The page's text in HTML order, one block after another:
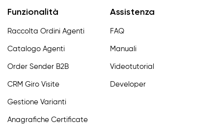
Funzionalità
Raccolta Ordini Agenti
Catalogo Agenti
Order Sender B2B
CRM Giro Visite
Gestione Varianti
Anagrafiche Certificate
Assistenza
FAQ
Manuali
Videotutorial
Developer